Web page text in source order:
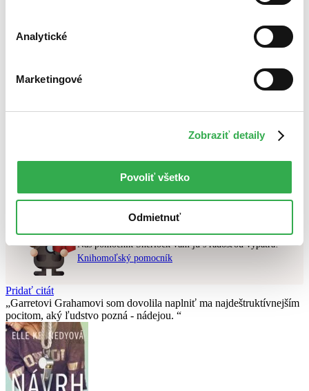
Analytické
Marketingové
Zobraziť detaily
Povoliť všetko
Odmietnuť
Bestsellery
Najlacnejšie
Skúste prosím zmeniť vyhľadávaný výraz.
Náš pomocník Sherlock vám ju s radosťou vypátra!
Knihomoľský pomocník
Pridať citát
Garretovi Grahamovi som dovolila naplniť ma najdeštruktívnejším
pocitom, aký ľudstvo pozná - nádejou.